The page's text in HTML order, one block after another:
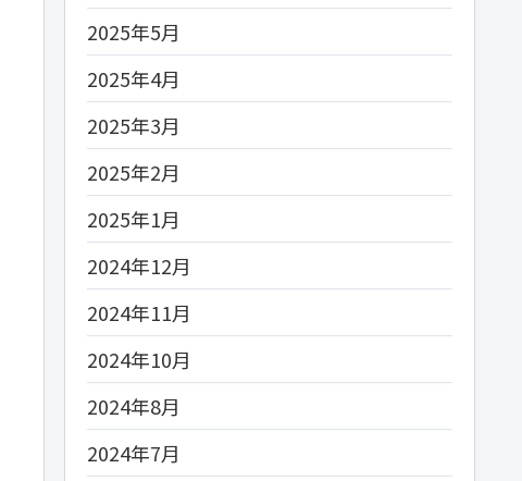
2025年5月
2025年4月
2025年3月
2025年2月
2025年1月
2024年12月
2024年11月
2024年10月
2024年8月
2024年7月